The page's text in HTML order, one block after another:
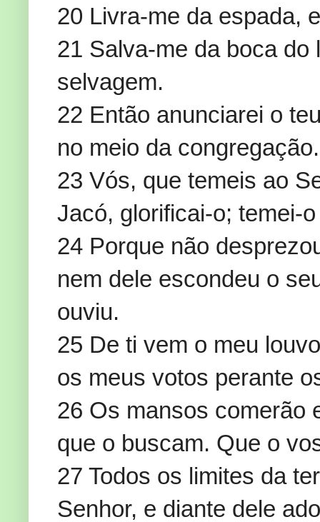
20 Livra-me da espada,
21 Salva-me da boca
selvagem.
22 Então anunciarei o
no meio da congregação.
23 Vós, que temeis ao
Jacó, glorificai-o; temei-
24 Porque não
nem dele escondeu o
ouviu.
25 De ti vem o meu
os meus votos perante
26 Os mansos comerão
que o buscam. Que o
27 Todos os limites da
Senhor, e diante dele